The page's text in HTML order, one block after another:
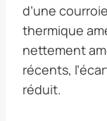
d’une
thermique
nettement
récents,
réduit.